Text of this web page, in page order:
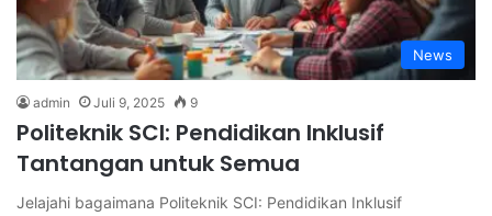
News
admin Juli 9, 2025 9
Politeknik SCI: Pendidikan Inklusif
Tantangan untuk Semua
Jelajahi bagaimana Politeknik SCI: Pendidikan Inklusif